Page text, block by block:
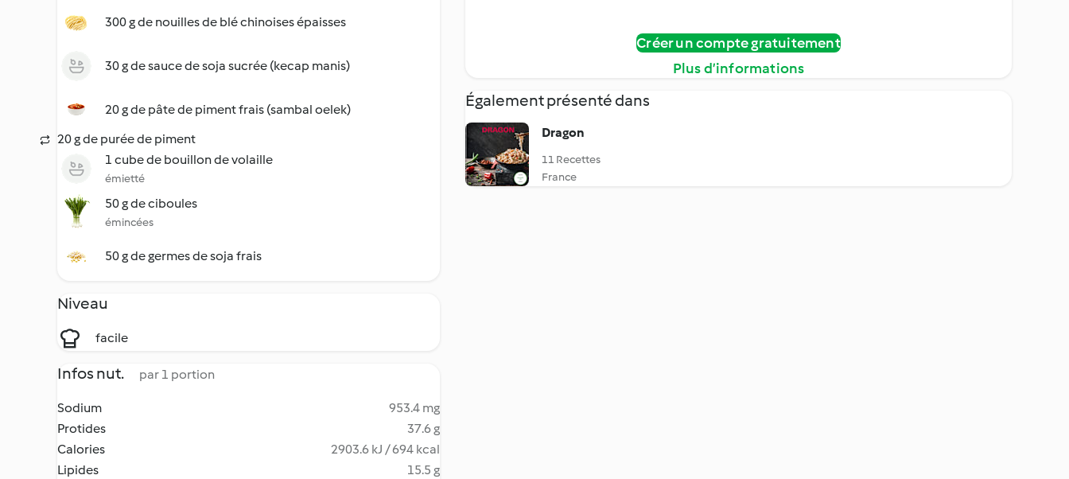
300 g de nouilles de blé chinoises épaisses
30 g de sauce de soja sucrée (kecap manis)
20 g de pâte de piment frais (sambal oelek)
20 g de purée de piment
1 cube de bouillon de volaille
émietté
50 g de ciboules
émincées
50 g de germes de soja frais
Niveau
facile
Infos nut. par 1 portion
Sodium
953.4 mg
Protides
37.6 g
Calories
2903.6 kJ / 694 kcal
Lipides
15.5 g
Créer un compte gratuitement
Plus d’informations
Également présenté dans
Dragon
11 Recettes
France